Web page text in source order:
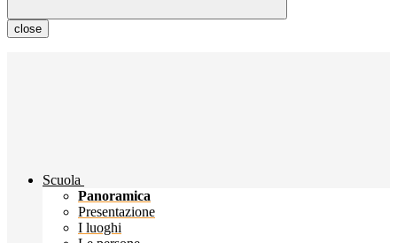
close
Scuola
Panoramica
Presentazione
I luoghi